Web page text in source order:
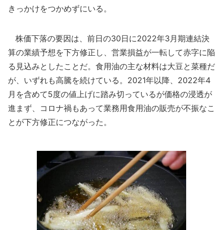
きっかけをつかめずにいる。
株価下落の要因は、前日の30日に2022年3月期連結決
算の業績予想を下方修正し、営業損益が一転して赤字に陥
る見込みとしたことだ。食用油の主な材料は大豆と菜種だ
が、いずれも高騰を続けている。2021年以降、2022年4
月を含めて5度の値上げに踏み切っているが価格の浸透が
進まず、コロナ禍もあって業務用食用油の販売が不振なこ
とが下方修正につながった。